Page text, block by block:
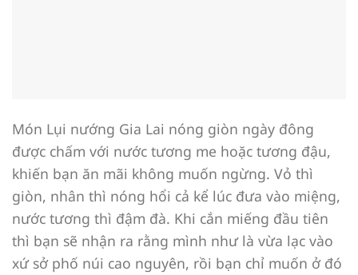
Món Lụi nướng Gia Lai nóng giòn ngày đông
được chấm với nước tương me hoặc tương đậu,
khiến bạn ăn mãi không muốn ngừng. Vỏ thì
giòn, nhân thì nóng hổi cả kể lúc đưa vào miệng,
nước tương thì đậm đà. Khi cắn miếng đầu tiên
thì bạn sẽ nhận ra rằng mình như là vừa lạc vào
xứ sở phố núi cao nguyên, rồi bạn chỉ muốn ở đó